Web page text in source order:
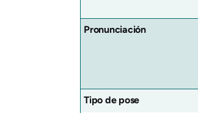
Pronunciación
Tipo de pose